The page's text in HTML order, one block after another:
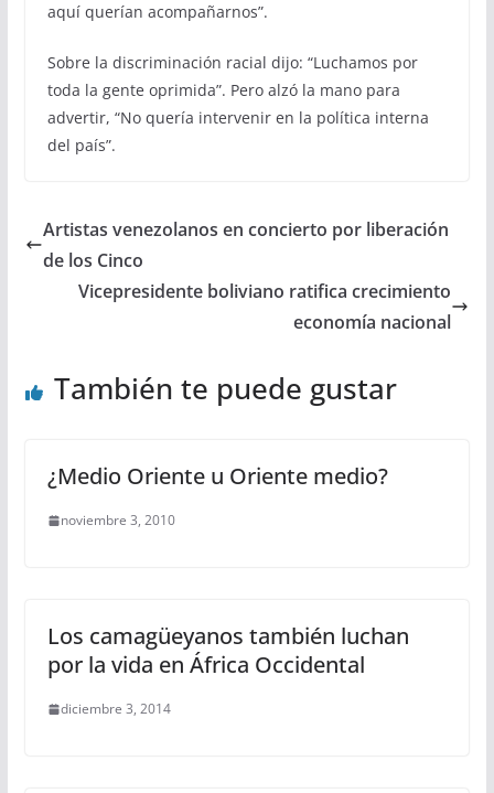
aquí querían acompañarnos”.
Sobre la discriminación racial dijo: “Luchamos por
toda la gente oprimida”. Pero alzó la mano para
advertir, “No quería intervenir en la política interna
del país”.
Artistas venezolanos en concierto por liberación
de los Cinco
Vicepresidente boliviano ratifica crecimiento
economía nacional
También te puede gustar
¿Medio Oriente u Oriente medio?
noviembre 3, 2010
Los camagüeyanos también luchan
por la vida en África Occidental
diciembre 3, 2014